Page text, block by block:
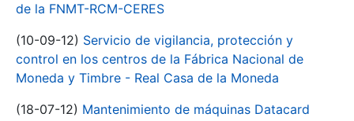
de la FNMT-RCM-CERES
(10-09-12) Servicio de vigilancia, protección y
control en los centros de la Fábrica Nacional de
Moneda y Timbre - Real Casa de la Moneda
(18-07-12) Mantenimiento de máquinas Datacard